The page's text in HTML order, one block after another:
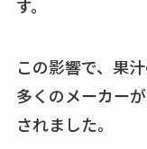
す。
この影響で、果
多くのメーカー
されました。